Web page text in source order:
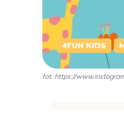
fot. https://
4FUN KIDS